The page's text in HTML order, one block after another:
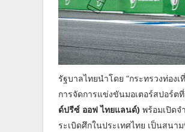
รัฐบาลไทยนำโดย “กระทรวงท่อง
การจัดการแข่งขันมอเตอร์สปอร์ต
ด์ปรีซ์ ออฟ ไทยแลนด์) พร้อมเปิด
ระเบิดศึกในประเทศไทย เป็นสน